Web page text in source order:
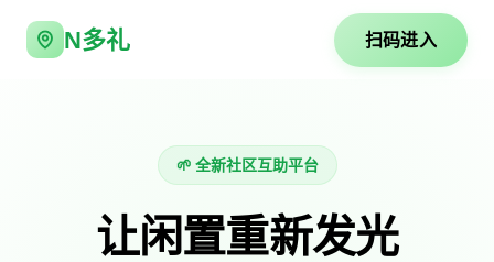
N多礼 扫码进入
🌱 全新社区互助平台
让闲置重新发光